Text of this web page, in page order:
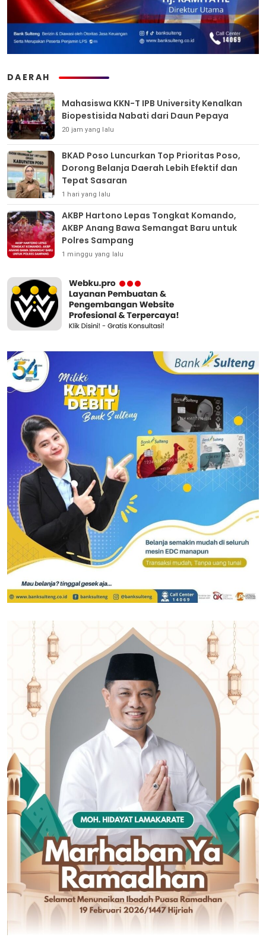
DAERAH
Mahasiswa KKN-T IPB University Kenalkan
Biopestisida Nabati dari Daun Pepaya
20 jam yang lalu
BKAD Poso Luncurkan Top Prioritas Poso,
Dorong Belanja Daerah Lebih Efektif dan
Tepat Sasaran
1 hari yang lalu
AKBP Hartono Lepas Tongkat Komando,
AKBP Anang Bawa Semangat Baru untuk
Polres Sampang
1 minggu yang lalu